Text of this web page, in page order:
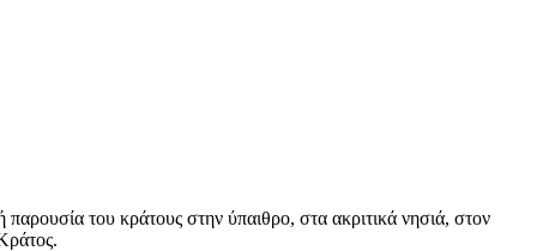
παρουσία του κράτους στην ύπαιθρο, στα ακριτικά νησιά, στον